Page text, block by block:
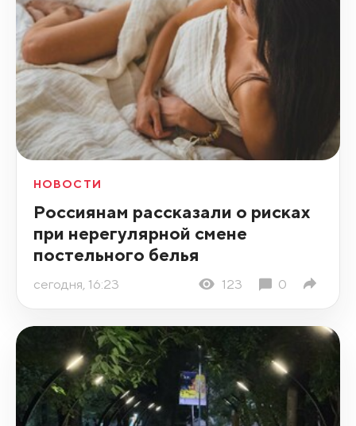
НОВОСТИ
Россиянам рассказали о рисках
при нерегулярной смене
постельного белья
сегодня, 16:23 123 0